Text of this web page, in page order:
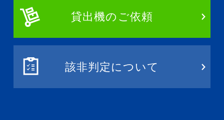
貸出機のご依頼
該非判定について